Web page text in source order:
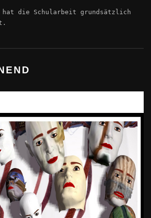
hat die Schularbeit grundsätzlich